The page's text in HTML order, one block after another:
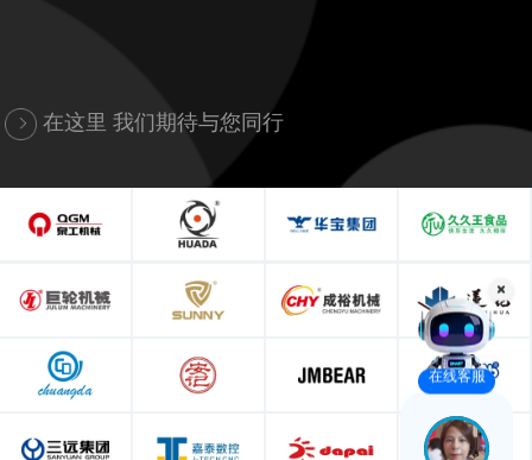
在这里 我们期待与您同行
在线客服